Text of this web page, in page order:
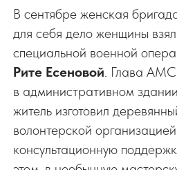
В сентябре женская
для себя дело женщины
специальной военной
Рите Есеновой. Глава АМС
в административном
житель изготовил
волонтерской
консультационную